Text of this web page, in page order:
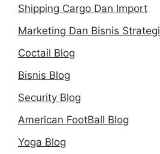
Shipping Cargo Dan Import
Marketing Dan Bisnis Strategi
Coctail Blog
Bisnis Blog
Security Blog
American FootBall Blog
Yoga Blog